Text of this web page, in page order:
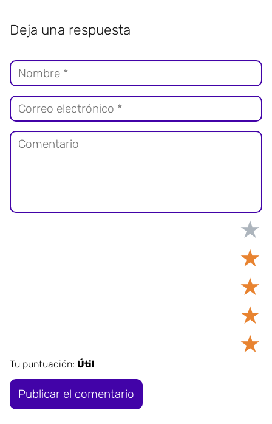
Deja una respuesta
★
★
★
★
★
Tu puntuación: Útil